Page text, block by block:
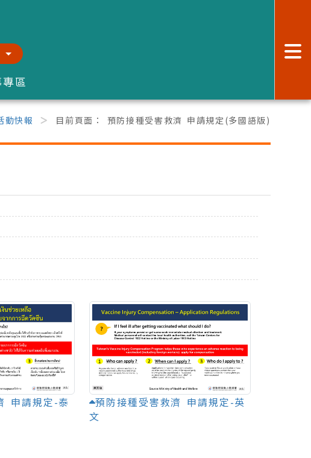
區
動快報 目前頁面： 預防接種受害救濟 申請規定(多國語版)
申請規定-泰
預防接種受害救濟 申請規定-英
文